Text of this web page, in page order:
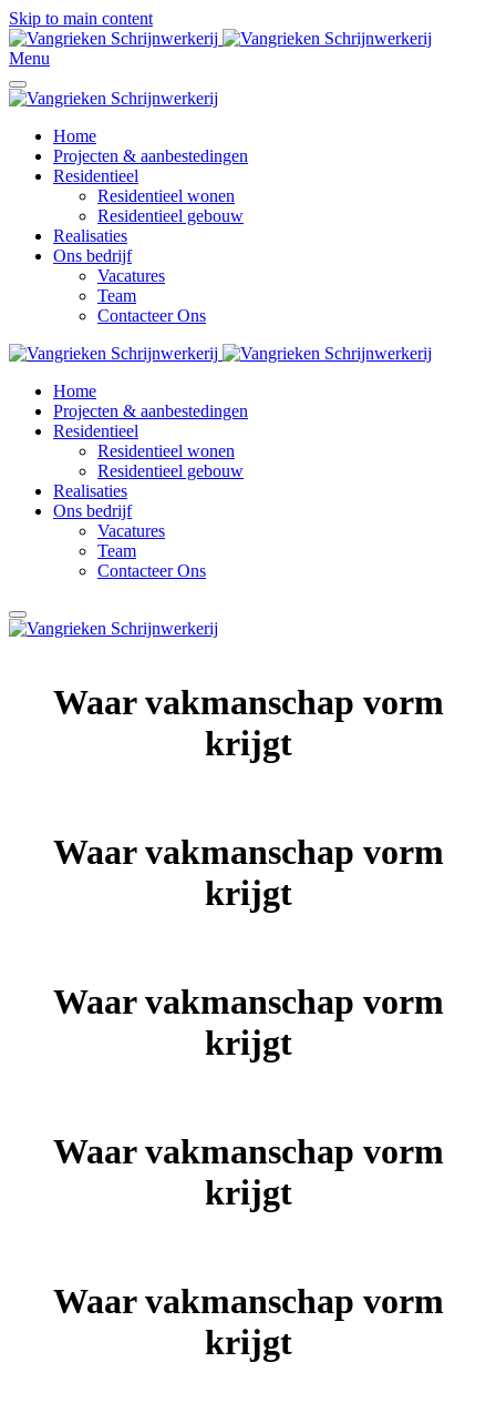
Skip to main content
Menu
Home
Projecten & aanbestedingen
Residentieel
Residentieel wonen
Residentieel gebouw
Realisaties
Ons bedrijf
Vacatures
Team
Contacteer Ons
Home
Projecten & aanbestedingen
Residentieel
Residentieel wonen
Residentieel gebouw
Realisaties
Ons bedrijf
Vacatures
Team
Contacteer Ons
Waar vakmanschap vorm
krijgt
Waar vakmanschap vorm
krijgt
Waar vakmanschap vorm
krijgt
Waar vakmanschap vorm
krijgt
Waar vakmanschap vorm
krijgt